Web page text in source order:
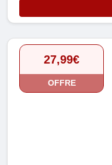
27,99€
OFFRE